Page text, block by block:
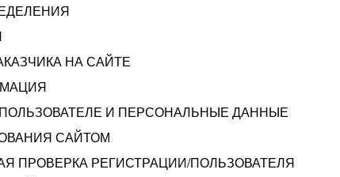
НА САЙТЕ
И ПЕРСОНАЛЬНЫЕ ДАННЫЕ
САЙТОМ
ПРОВЕРКА РЕГИСТРАЦИИ/ПОЛЬЗОВАТЕЛЯ